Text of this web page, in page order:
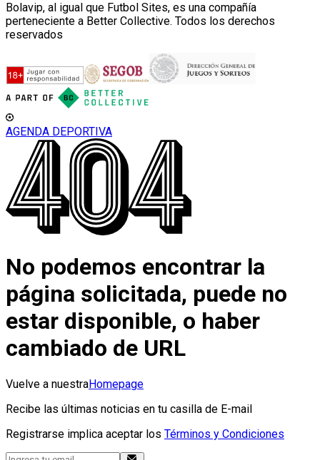
Bolavip, al igual que Futbol Sites, es una compañía
perteneciente a Better Collective. Todos los derechos
reservados
AGENDA DEPORTIVA
No podemos encontrar la
página solicitada, puede no
estar disponible, o haber
cambiado de URL
Vuelve a nuestraHomepage
Recibe las últimas noticias en tu casilla de E-mail
Registrarse implica aceptar los Términos y Condiciones